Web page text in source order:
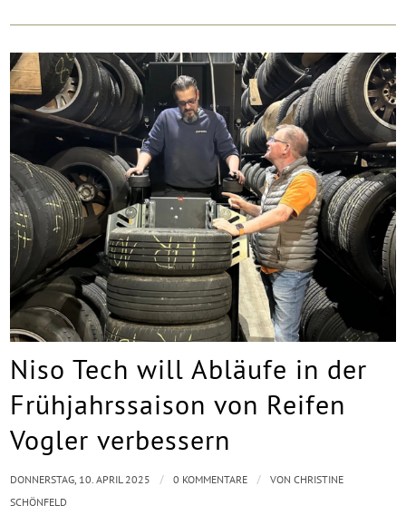
Niso Tech will Abläufe in der
Frühjahrssaison von Reifen
Vogler verbessern
DONNERSTAG, 10. APRIL 2025 / 0 KOMMENTARE / VONCHRISTINE
SCHÖNFELD